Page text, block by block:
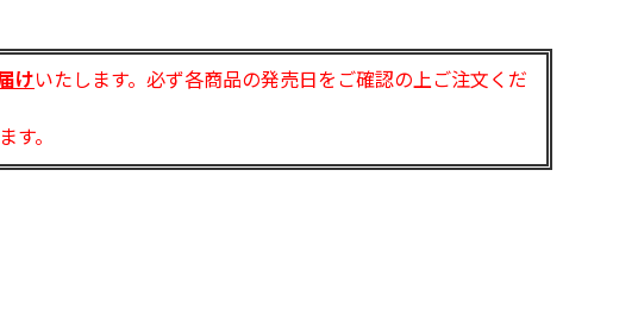
けいたします。必ず各商品の発売日をご確認の上ご注文くだ
す。